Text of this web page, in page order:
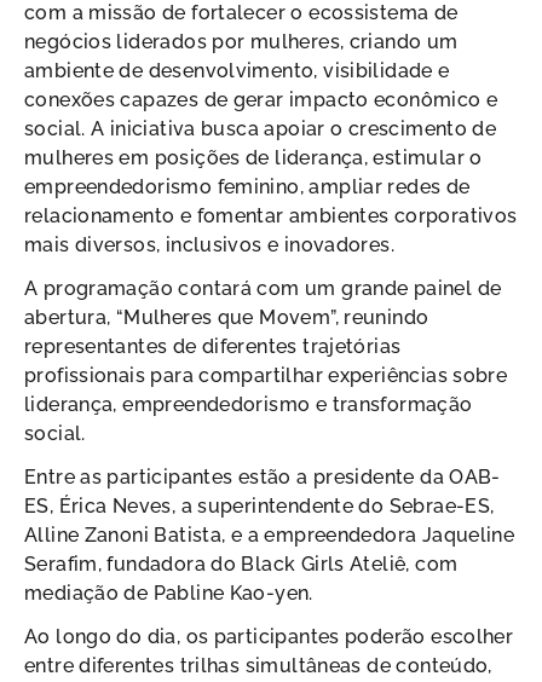
com a missão de fortalecer o ecossistema de
negócios liderados por mulheres, criando um
ambiente de desenvolvimento, visibilidade e
conexões capazes de gerar impacto econômico e
social. A iniciativa busca apoiar o crescimento de
mulheres em posições de liderança, estimular o
empreendedorismo feminino, ampliar redes de
relacionamento e fomentar ambientes corporativos
mais diversos, inclusivos e inovadores.
A programação contará com um grande painel de
abertura, “Mulheres que Movem”, reunindo
representantes de diferentes trajetórias
profissionais para compartilhar experiências sobre
liderança, empreendedorismo e transformação
social.
Entre as participantes estão a presidente da OAB-
ES, Érica Neves, a superintendente do Sebrae-ES,
Alline Zanoni Batista, e a empreendedora Jaqueline
Serafim, fundadora do Black Girls Ateliê, com
mediação de Pabline Kao-yen.
Ao longo do dia, os participantes poderão escolher
entre diferentes trilhas simultâneas de conteúdo,